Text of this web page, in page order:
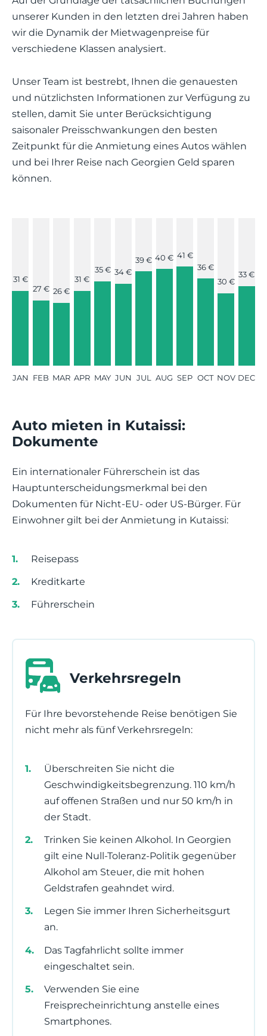
unserer Kunden in den letzten drei Jahren haben
wir die Dynamik der Mietwagenpreise für
verschiedene Klassen analysiert.
Unser Team ist bestrebt, Ihnen die genauesten
und nützlichsten Informationen zur Verfügung zu
stellen, damit Sie unter Berücksichtigung
saisonaler Preisschwankungen den besten
Zeitpunkt für die Anmietung eines Autos wählen
und bei Ihrer Reise nach Georgien Geld sparen
können.
31 €
JAN
27 €
FEB
26 €
MAR
31 €
APR
35 €
MAY
34 €
JUN
39 €
JUL
40 €
AUG
41 €
SEP
36 €
OCT
30 €
NOV
33 €
DEC
Auto mieten in Kutaissi:
Dokumente
Ein internationaler Führerschein ist das
Hauptunterscheidungsmerkmal bei den
Dokumenten für Nicht-EU- oder US-Bürger. Für
Einwohner gilt bei der Anmietung in Kutaissi:
Reisepass
Kreditkarte
Führerschein
Verkehrsregeln
Für Ihre bevorstehende Reise benötigen Sie
nicht mehr als fünf Verkehrsregeln:
Überschreiten Sie nicht die
Geschwindigkeitsbegrenzung. 110 km/h
auf offenen Straßen und nur 50 km/h in
der Stadt.
Trinken Sie keinen Alkohol. In Georgien
gilt eine Null-Toleranz-Politik gegenüber
Alkohol am Steuer, die mit hohen
Geldstrafen geahndet wird.
Legen Sie immer Ihren Sicherheitsgurt
an.
Das Tagfahrlicht sollte immer
eingeschaltet sein.
Verwenden Sie eine
Freisprecheinrichtung anstelle eines
Smartphones.